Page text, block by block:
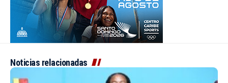
Noticias relacionadas